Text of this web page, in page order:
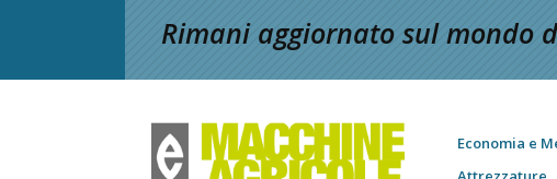
Rimani aggiornato sul mondo
Economia e